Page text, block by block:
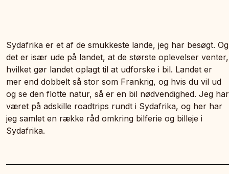
Sydafrika er et af de smukkeste lande, jeg har besøgt. Og
det er især ude på landet, at de største oplevelser venter,
hvilket gør landet oplagt til at udforske i bil. Landet er
mer end dobbelt så stor som Frankrig, og hvis du vil ud
og se den flotte natur, så er en bil nødvendighed. Jeg har
været på adskille roadtrips rundt i Sydafrika, og her har
jeg samlet en række råd omkring bilferie og billeje i
Sydafrika.